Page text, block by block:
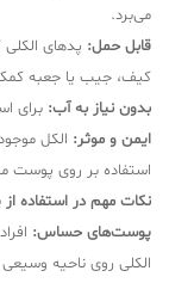
می‌برد.
قابل حمل: پدهای
کیف، جیب یا جعبه
بدون نیاز به آب: برای
ایمن و موثر: الکل
استفاده بر روی پوست
نکات مهم در استفاده از
پوست‌های حساس:
الکلی روی ناحیه